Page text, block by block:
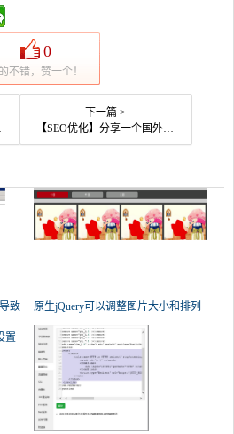
0
不错，赞一个！
下一篇 >
【SEO优化】分享一个国外的站长工具SEO查询——Seocentro
致
原生jQuery可以调整图片大小和排列